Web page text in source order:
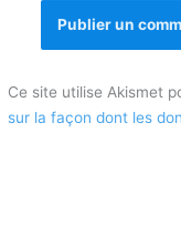
Ce site utilise Akismet
sur la façon dont les